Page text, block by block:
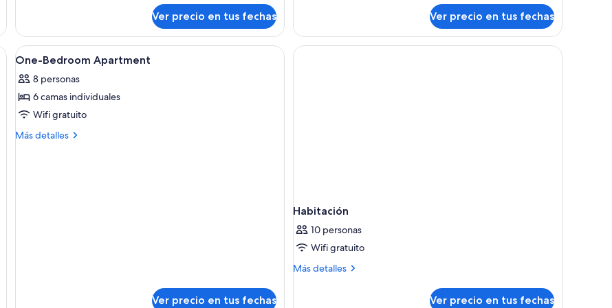
familiar
Ver precio en tus fechas
(Ninja)
Ver precio en tus fechas
Ver
todas
las
fotos
de
One-
Caja de seguridad en la habitación y tabla de planchar con plancha
6
One-Bedroom Apartment
8 personas
6 camas individuales
Wifi gratuito
Más detalles
Más
Ver precio en tus fechas
Habitación
10 personas
Wifi gratuito
Más detalles
Más
Ver precio en tus fechas